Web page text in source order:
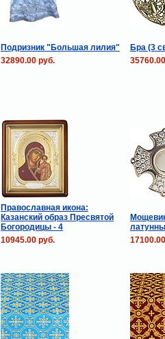
Подризник "Большая лилия"
Бра (3
32890.00 руб.
Православная икона:
Казанский образ Пресвятой
Богородицы - 4
10945.00 руб.